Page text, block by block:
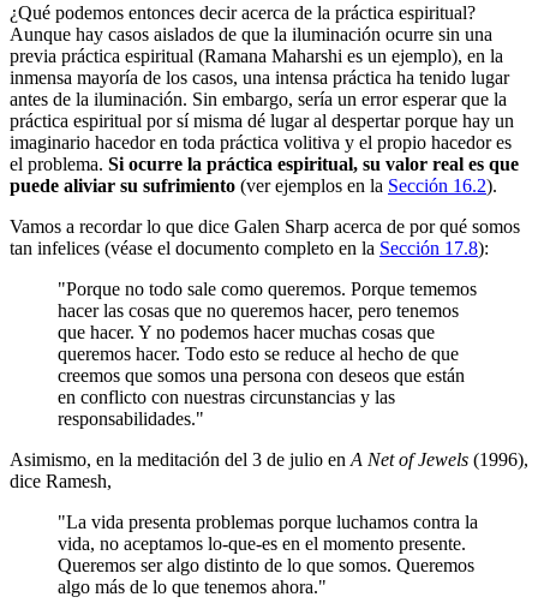
¿Qué podemos entonces decir acerca de la práctica espiritual?
Aunque hay casos aislados de que la iluminación ocurre sin una
previa práctica espiritual (Ramana Maharshi es un ejemplo), en la
inmensa mayoría de los casos, una intensa práctica ha tenido lugar
antes de la iluminación. Sin embargo, sería un error esperar que la
práctica espiritual por sí misma dé lugar al despertar porque hay un
imaginario hacedor en toda práctica volitiva y el propio hacedor es
el problema. Si ocurre la práctica espiritual, su valor real es que
puede aliviar su sufrimiento (ver ejemplos en la Sección 16.2).
Vamos a recordar lo que dice Galen Sharp acerca de por qué somos
tan infelices (véase el documento completo en la Sección 17.8):
"Porque no todo sale como queremos. Porque tememos
hacer las cosas que no queremos hacer, pero tenemos
que hacer. Y no podemos hacer muchas cosas que
queremos hacer. Todo esto se reduce al hecho de que
creemos que somos una persona con deseos que están
en conflicto con nuestras circunstancias y las
responsabilidades."
Asimismo, en la meditación del 3 de julio en A Net of Jewels (1996),
dice Ramesh,
"La vida presenta problemas porque luchamos contra la
vida, no aceptamos lo-que-es en el momento presente.
Queremos ser algo distinto de lo que somos. Queremos
algo más de lo que tenemos ahora."